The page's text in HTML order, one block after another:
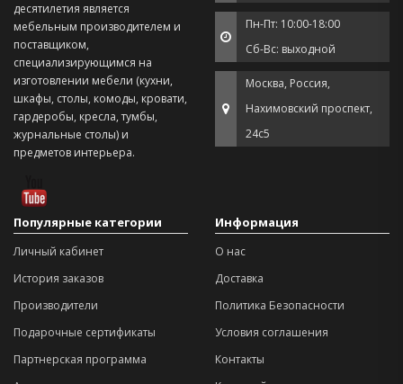
десятилетия является
мебельным производителем и
поставщиком,
специализирующимся на
изготовлении мебели (кухни,
шкафы, столы, комоды, кровати,
гардеробы, кресла, тумбы,
журнальные столы) и
предметов интерьера.
Пн-Пт: 10:00-18:00
Сб-Вс: выходной
Москва, Россия,
Нахимовский проспект,
24с5
Популярные категории
Личный кабинет
История заказов
Производители
Подарочные сертификаты
Партнерская программа
Информация
О нас
Доставка
Политика Безопасности
Условия соглашения
Контакты